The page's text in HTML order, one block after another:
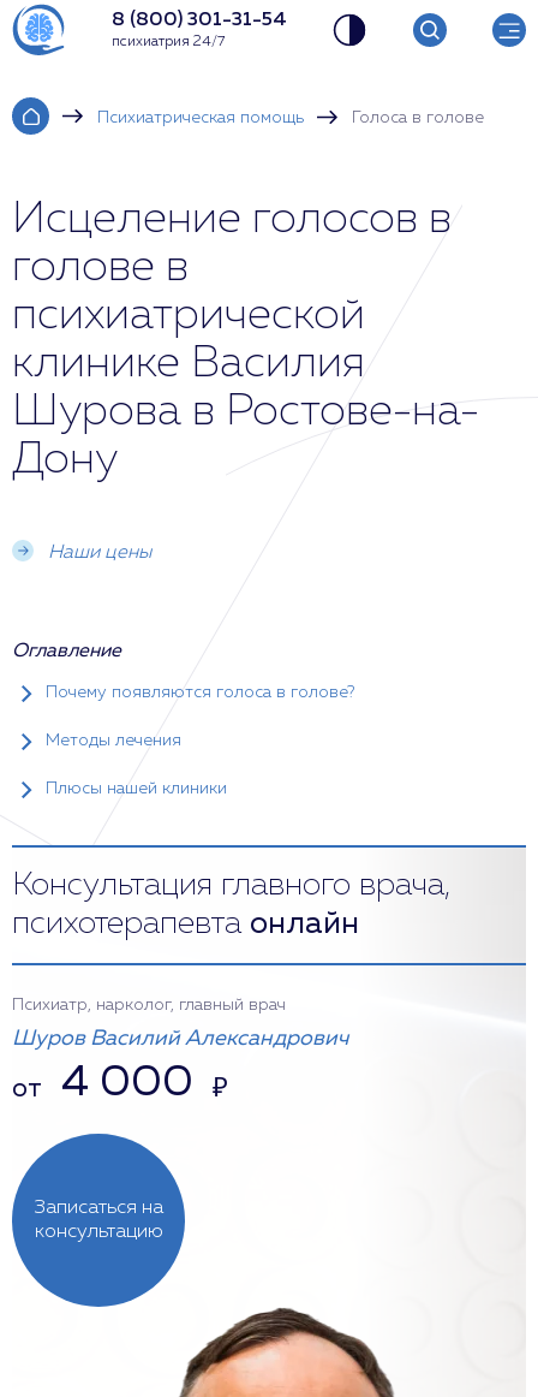
8 (800) 301-31-54
психиатрия 24/7
Психиатрическая помощь Голоса в голове
Исцеление голосов в
голове в
психиатрической
клинике Василия
Шурова в Ростове-на-
Дону
Наши цены
Оглавление
Почему появляются голоса в голове?
Методы лечения
Плюсы нашей клиники
Консультация главного врача,
психотерапевта онлайн
Записаться на
консультацию
Психиатр, нарколог, главный врач
Шуров Василий Александрович
от 4 000 ₽